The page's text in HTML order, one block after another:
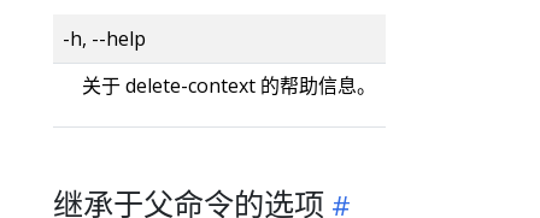
-h, --help
关于 delete-context 的帮助信息。
继承于父命令的选项